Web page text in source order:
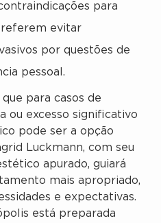
para
evitar
por questões de
pessoal.
para casos de
ou excesso significativo
pode ser a opção
Luckmann, com seu
apurado, guiará
mais apropriado,
e expectativas.
está preparada